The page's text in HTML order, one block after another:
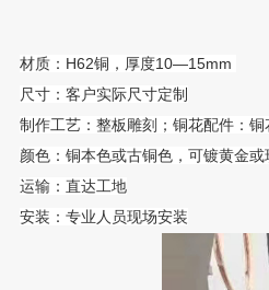
材质：H62铜，厚度10—15mm
尺寸：客户实际尺寸定制
制作工艺：整板雕刻；铜花配件：
颜色：铜本色或古铜色，可镀黄金或
运输：直达工地
安装：专业人员现场安装